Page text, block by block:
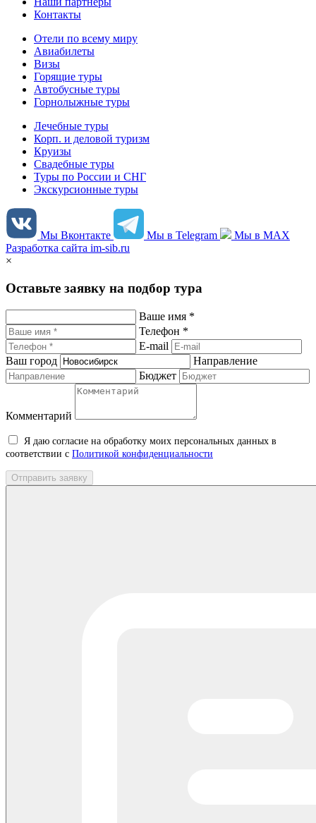
Контакты
Отели по всему миру
Авиабилеты
Визы
Горящие туры
Автобусные туры
Горнолыжные туры
Лечебные туры
Корп. и деловой туризм
Круизы
Свадебные туры
Туры по России и СНГ
Экскурсионные туры
Мы Вконтакте Мы в Telegram
Мы в MAX
Разработка сайта im-sib.ru
×
Оставьте заявку на подбор тура
Ваше имя *
Телефон *
E-mail
Ваш город
Направление
Бюджет
Комментарий
Я даю согласие на обработку моих персональных данных в
соответствии с Политикой конфиденциальности
Отправить заявку